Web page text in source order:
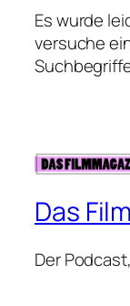
Es wurde
versuche
Das
Der